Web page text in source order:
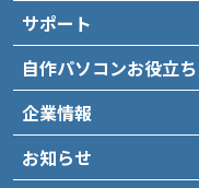
サポート
自作パソコンお役立
企業情報
お知らせ